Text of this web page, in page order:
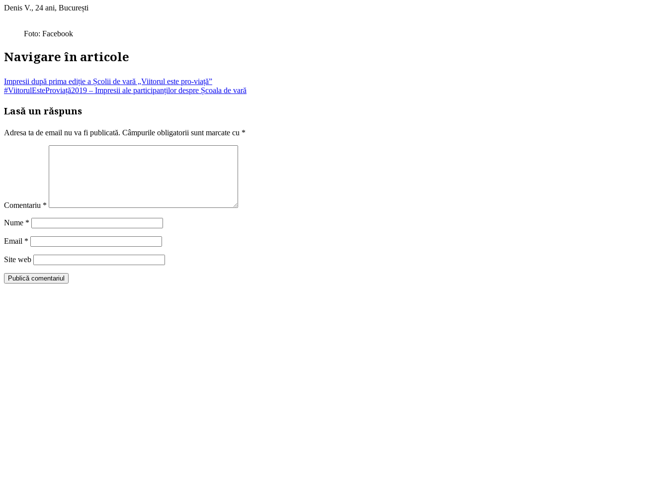
Denis V., 24 ani, București
Foto: Facebook
Navigare în articole
Impresii după prima ediție a Școlii de vară „Viitorul este pro-viață”
#ViitorulEsteProviață2019 – Impresii ale participanților despre Școala de vară
Lasă un răspuns
Adresa ta de email nu va fi publicată. Câmpurile obligatorii sunt marcate cu *
Comentariu *
Nume *
Email *
Site web